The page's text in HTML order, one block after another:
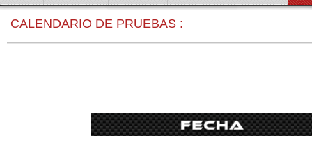
CALENDARIO DE PRUEBAS :